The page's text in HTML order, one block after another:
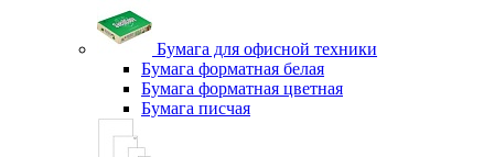
Бумага для офисной техники
Бумага форматная белая
Бумага форматная цветная
Бумага писчая